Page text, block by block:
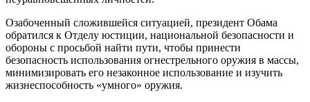
Озабоченный сложившейся ситуацией, президент Обама
обратился к Отделу юстиции, национальной безопасности и
обороны с просьбой найти пути, чтобы принести
безопасность использования огнестрельного оружия в массы,
минимизировать его незаконное использование и изучить
жизнеспособность «умного» оружия.